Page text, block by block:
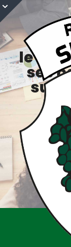
le RC
ses